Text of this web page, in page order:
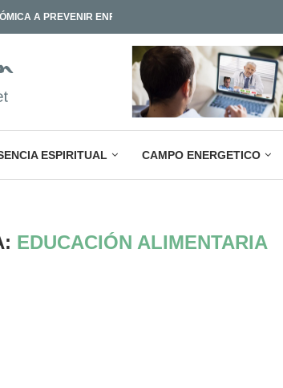
Y CAMBIAMOS TAN POCO?
ESPIRITUAL CAMPO ENERGETICO
EDUCACIÓN ALIMENTARIA